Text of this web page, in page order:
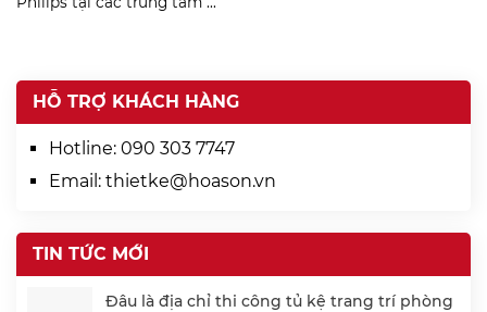
HỖ TRỢ KHÁCH HÀNG
Hotline: 090 303 7747
Email: thietke@hoason.vn
TIN TỨC MỚI
Đâu là địa chỉ thi công tủ kệ trang trí phòng